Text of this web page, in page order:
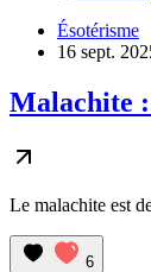
Ésotérisme
16 sept.
Malachite
Le malachite est
6